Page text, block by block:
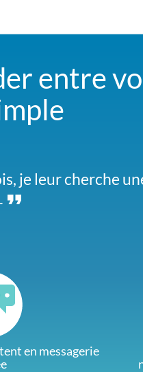
entre
je leur cherche
sur le sens de
compte sur vous
en messagerie